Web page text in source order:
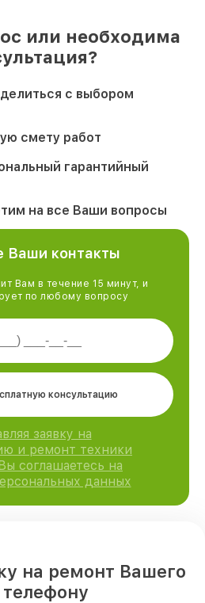
или необходима
с выбором
смету работ
гарантийный
на все Ваши вопросы
Ваши контакты
Вам в течение 15 минут, и
по любому вопросу
консультацию
заявку на
и ремонт техники
соглашаетесь на
данных
на ремонт Вашего